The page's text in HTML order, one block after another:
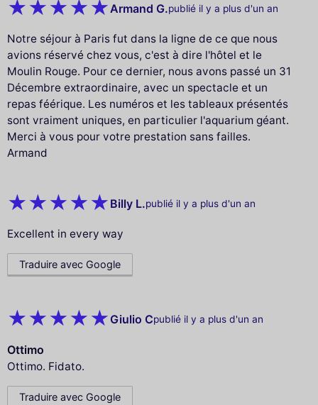
Armand G.publié il y a plus d'un an
Notre séjour à Paris fut dans la ligne de ce que nous
avions réservé chez vous, c'est à dire l'hôtel et le
Moulin Rouge. Pour ce dernier, nous avons passé un 31
Décembre extraordinaire, avec un spectacle et un
repas féérique. Les numéros et les tableaux présentés
sont vraiment uniques, en particulier l'aquarium géant.
Merci à vous pour votre prestation sans failles.
Armand
Billy L.publié il y a plus d'un an
Excellent in every way
Traduire avec Google
Giulio Cpublié il y a plus d'un an
Ottimo
Ottimo. Fidato.
Traduire avec Google